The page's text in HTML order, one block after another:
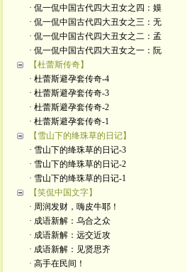
· 侃一侃中国古代四大丑女之四：嫫
· 侃一侃中国古代四大丑女之三：无
· 侃一侃中国古代四大丑女之二：孟
· 侃一侃中国古代四大丑女之一：阮
【杜蕾斯传奇】
· 杜蕾斯避孕套传奇-4
· 杜蕾斯避孕套传奇-3
· 杜蕾斯避孕套传奇-2
· 杜蕾斯避孕套传奇-1
【雪山下的绛珠草的日记】
· 雪山下的绛珠草的日记-3
· 雪山下的绛珠草的日记-2
· 雪山下的绛珠草的日记-1
【笑侃中国文字】
· 周润发财，嗨皮牛耶！
· 成语新解：乌合之众
· 成语新解：远交近攻
· 成语新解：见贤思齐
· 高手在民间！